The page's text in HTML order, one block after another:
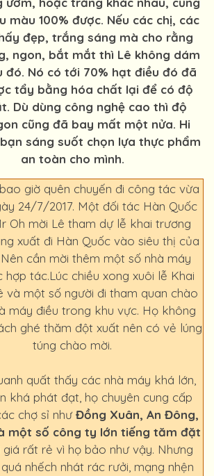
màu 100% được. Nếu các chị, các
đẹp, trắng sáng mà cho rằng
ngon, bắt mắt thì Lê không dám
đó. Nó có tới 70% hạt điều đó đã
tẩy bằng hóa chất lại để có độ
Dù dùng công nghệ cao thì độ
cũng đã bay mất một nửa. Hi
sáng suốt chọn lựa thực phẩm
an toàn cho mình.
giờ quên chuyến đi công tác vừa
24/7/2017. Một đối tác Hàn Quốc
Oh mời Lê tham dự lễ khai trương
xuất đi Hàn Quốc vào siêu thị của
cần mời thêm một số nhà máy
hợp tác.Lúc chiều xong xuôi lễ Khai
và một số người đi tham quan chào
máy điều trong khu vực. Họ không
ghé thăm đột xuất nên có vẻ lúng
túng chào mời.
quất thấy các nhà máy khá lớn,
khá phát đạt, họ chuyên cung cấp
chợ sỉ nhưĐồng Xuân, An Đông,
một số công ty lớn tiếng tăm đặt
giá rất rẻ vì họ bảo như vậy. Nhưng
nhếch nhát rác rưởi, mạng nhện